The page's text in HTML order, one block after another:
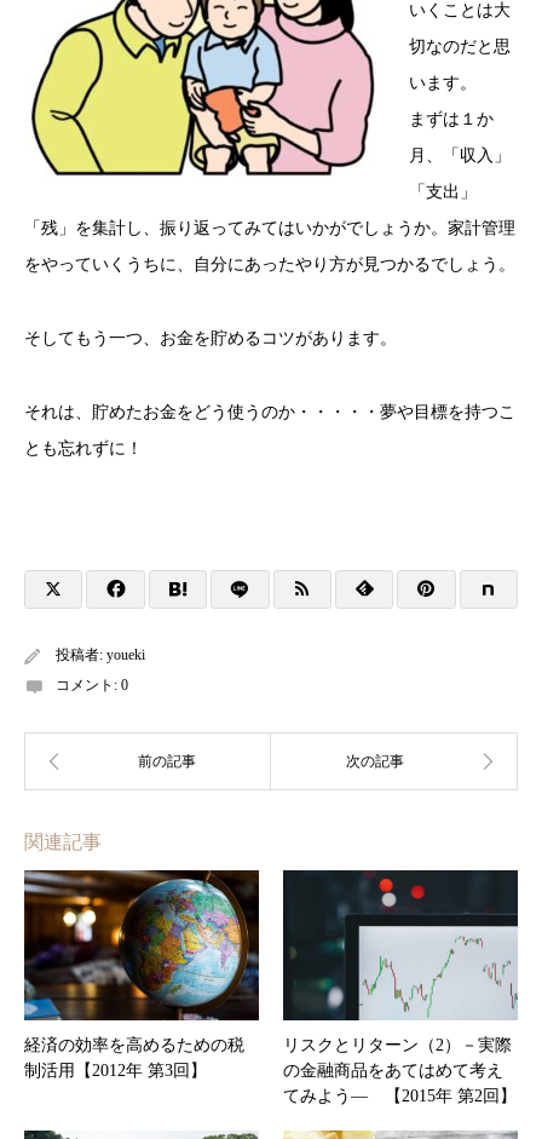
いくことは大
切なのだと思
います。
まずは１か
月、「収入」
「支出」
「残」を集計し、振り返ってみてはいかがでしょうか。家計管理
をやっていくうちに、自分にあったやり方が見つかるでしょう。
そしてもう一つ、お金を貯めるコツがあります。
それは、貯めたお金をどう使うのか・・・・・夢や目標を持つこ
とも忘れずに！
投稿者: youeki
コメント: 0
関連記事
経済の効率を高めるための税
制活用【2012年 第3回】
リスクとリターン（2）－実際
の金融商品をあてはめて考え
てみよう― 【2015年 第2回】